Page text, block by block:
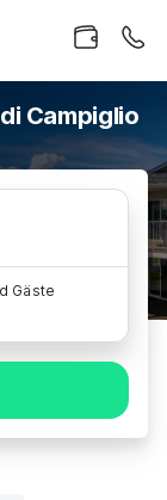
Campiglio
Gäste